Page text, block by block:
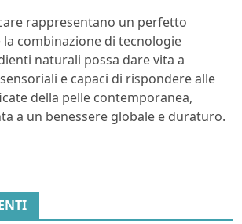
rappresentano un perfetto
la combinazione di tecnologie
naturali possa dare vita a
e capaci di rispondere alle
della pelle contemporanea,
a un benessere globale e duraturo.